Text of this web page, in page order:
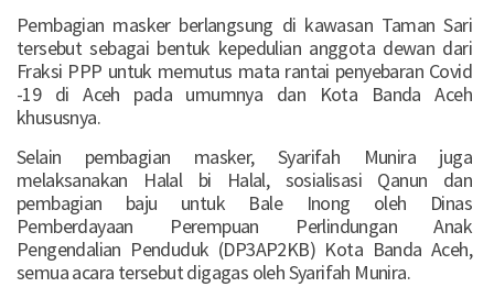
Pembagian masker berlangsung di kawasan Taman Sari
tersebut sebagai bentuk kepedulian anggota dewan dari
Fraksi PPP untuk memutus mata rantai penyebaran Covid
-19 di Aceh pada umumnya dan Kota Banda Aceh
khususnya.
Selain pembagian masker, Syarifah Munira juga
melaksanakan Halal bi Halal, sosialisasi Qanun dan
pembagian baju untuk Bale Inong oleh Dinas
Pemberdayaan Perempuan Perlindungan Anak
Pengendalian Penduduk (DP3AP2KB) Kota Banda Aceh,
semua acara tersebut digagas oleh Syarifah Munira.